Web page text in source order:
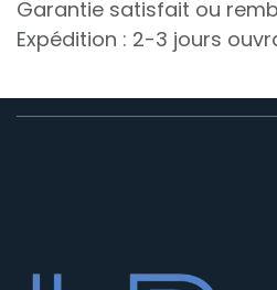
Garantie satisfait ou
Expédition : 2-3 jours